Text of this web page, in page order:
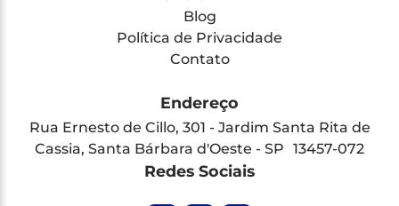
Blog
Política de Privacidade
Contato
Endereço
Rua Ernesto de Cillo, 301 - Jardim Santa Rita de
Cassia, Santa Bárbara d'Oeste - SP 13457-072
Redes Sociais